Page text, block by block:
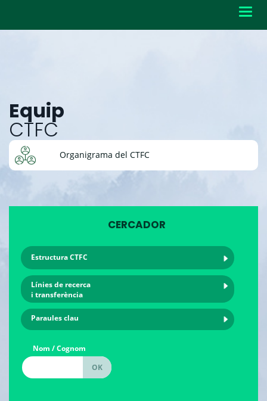
Equip
CTFC
Organigrama del CTFC
CERCADOR
Estructura CTFC
Línies de recerca
i transferència
Paraules clau
Nom / Cognom